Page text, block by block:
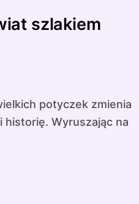
szlakiem
historię. Wyruszając na